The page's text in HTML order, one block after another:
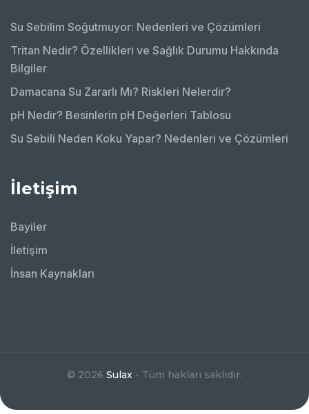
Su Sebilim Soğutmuyor: Nedenleri ve Çözümleri
Tritan Nedir? Özellikleri ve Sağlık Durumu Hakkında
Bilgiler
Damacana Su Zararlı Mı? Riskleri Nelerdir?
pH Nedir? Besinlerin pH Değerleri Tablosu
Su Sebili Neden Koku Yapar? Nedenleri ve Çözümleri
İletişim
Bayiler
İletişim
İnsan Kaynakları
© 2026 Sulax - Tüm hakları saklıdır.